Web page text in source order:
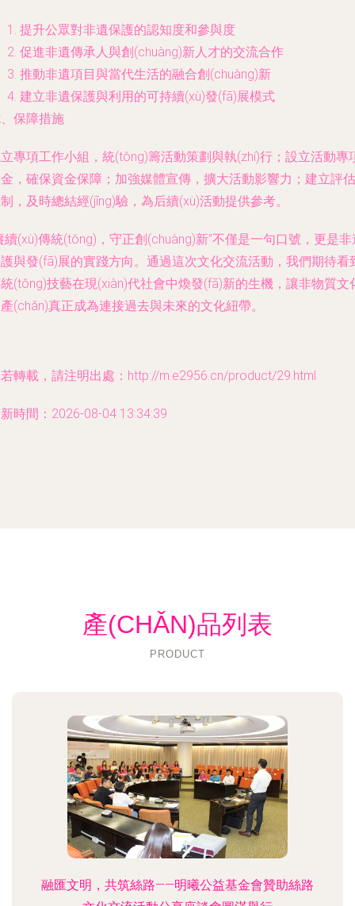
提升公眾對非遺保護的認知度和參與度
促進非遺傳承人與創(chuàng)新人才的交流合作
推動非遺項目與當代生活的融合創(chuàng)新
建立非遺保護與利用的可持續(xù)發(fā)展模式
保障措施
專項工作小組，統(tǒng)籌活動策劃與執(zhí)行；設立活動專
，確保資金保障；加強媒體宣傳，擴大活動影響力；建立評估
，及時總結經(jīng)驗，為后續(xù)活動提供參考。
續(xù)傳統(tǒng)，守正創(chuàng)新”不僅是一句口號，更是非
與發(fā)展的實踐方向。通過這次文化交流活動，我們期待看
(tǒng)技藝在現(xiàn)代社會中煥發(fā)新的生機，讓非物質文
(chǎn)真正成為連接過去與未來的文化紐帶。
轉載，請注明出處：http://m.e2956.cn/product/29.html
時間：2026-08-04 13:34:39
產(CHǍN)品列表
PRODUCT
融匯文明，共筑絲路——明曦公益基金會贊助絲路